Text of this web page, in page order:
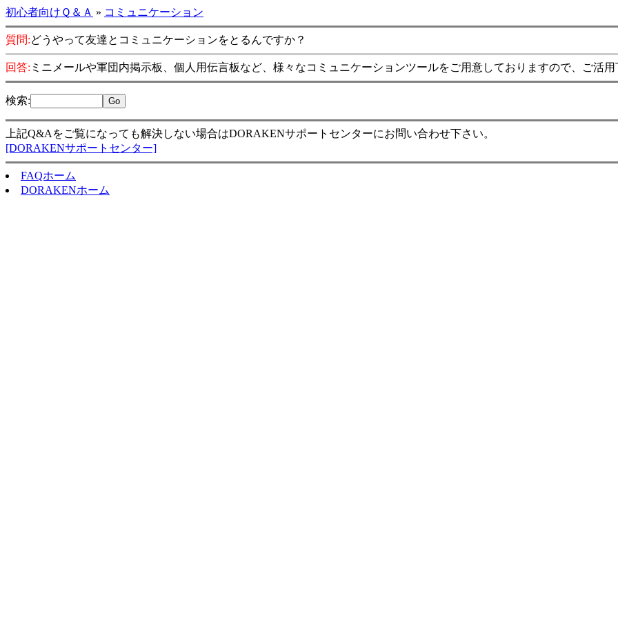
初心者向けＱ＆Ａ » コミュニケーション
質問:どうやって友達とコミュニケーションをとるんですか？
回答: ミニメールや軍団内掲示板、個人用伝言板など、様々なコミュニケーションツールをご用意しておりますので、ご活
検索:
上記Q&Aをご覧になっても解決しない場合はDORAKENサポートセンターにお問い合わせ下さい。
[DORAKENサポートセンター]
FAQホーム
DORAKENホーム